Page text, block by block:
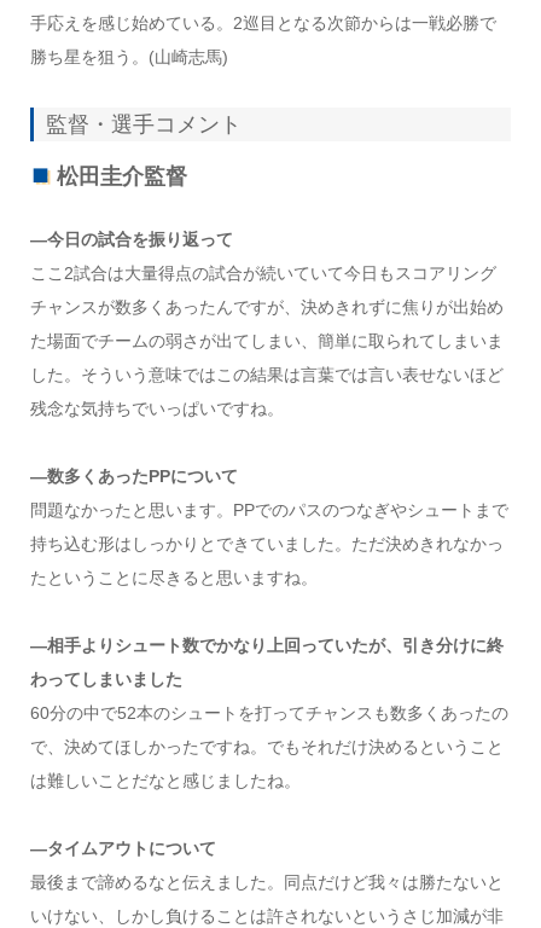
手応えを感じ始めている。2巡目となる次節からは一戦必勝で
勝ち星を狙う。(山崎志馬)
監督・選手コメント
松田圭介監督
―今日の試合を振り返って
ここ2試合は大量得点の試合が続いていて今日もスコアリング
チャンスが数多くあったんですが、決めきれずに焦りが出始め
た場面でチームの弱さが出てしまい、簡単に取られてしまいま
した。そういう意味ではこの結果は言葉では言い表せないほど
残念な気持ちでいっぱいですね。
―数多くあったPPについて
問題なかったと思います。PPでのパスのつなぎやシュートまで
持ち込む形はしっかりとできていました。ただ決めきれなかっ
たということに尽きると思いますね。
―相手よりシュート数でかなり上回っていたが、引き分けに終
わってしまいました
60分の中で52本のシュートを打ってチャンスも数多くあったの
で、決めてほしかったですね。でもそれだけ決めるということ
は難しいことだなと感じましたね。
―タイムアウトについて
最後まで諦めるなと伝えました。同点だけど我々は勝たないと
いけない、しかし負けることは許されないというさじ加減が非